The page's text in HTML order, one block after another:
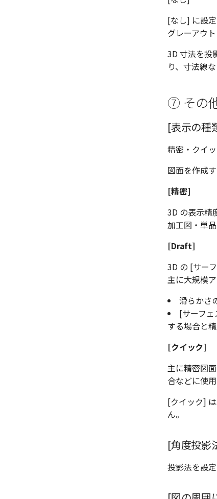
[なし] に設
グレーアウト
3D 寸法を投
り、寸法線
⑦ その
[表示の種
精密・クイ
図面を作成
[精密]
3D の表示精
加工図・単
[Draft]
3D の [サー
主に大規模
滑らかさ
[サーフ
する場合と
[クイック]
主に精密図
合などに使用
[クイック]
ん。
[角度投影
投影法を設